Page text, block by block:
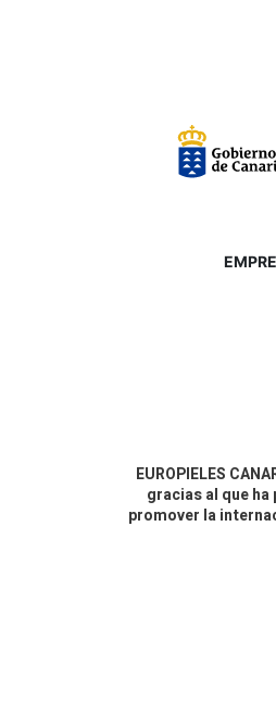
EUROPIELES
gracias al que
promover la